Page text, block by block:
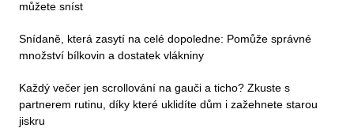
můžete sníst
Snídaně, která zasytí na celé dopoledne: Pomůže správné
množství bílkovin a dostatek vlákniny
Každý večer jen scrollování na gauči a ticho? Zkuste s
partnerem rutinu, díky které uklidíte dům i zažehnete starou
jiskru